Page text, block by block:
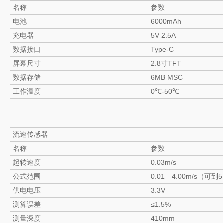
名称
参数
电池
6000mAh
充电器
5V 2.5A
数据接口
Type-C
屏幕尺寸
2.8寸TFT
数据存储
6MB MSC
工作温度
0℃-50℃
流速传感器
名称
参数
起转速度
0.03m/s
公式范围
0.01—4.00m/s（可到
供电电压
3.3V
测算误差
≤1.5%
测量深度
410mm